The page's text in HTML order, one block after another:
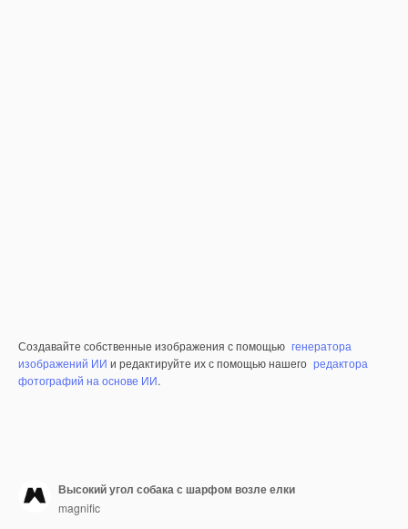
Создавайте собственные изображения с помощью генератора
изображений ИИ и редактируйте их с помощью нашего редактора
фотографий на основе ИИ.
Высокий угол собака с шарфом возле елки
magnific